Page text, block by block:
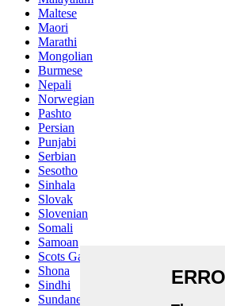
Maltese
Maori
Marathi
Mongolian
Burmese
Nepali
Norwegian
Pashto
Persian
Punjabi
Serbian
Sesotho
Sinhala
Slovak
Slovenian
Somali
Samoan
Scots Gaelic
Shona
Sindhi
Sundanese